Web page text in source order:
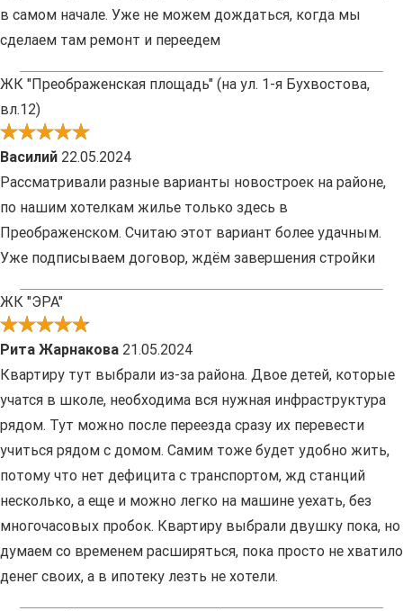
в самом начале. Уже не можем дождаться, когда мы
сделаем там ремонт и переедем
ЖК "Преображенская площадь" (на ул. 1-я Бухвостова,
вл.12)
Василий 22.05.2024
Рассматривали разные варианты новостроек на районе,
по нашим хотелкам жилье только здесь в
Преображенском. Считаю этот вариант более удачным.
Уже подписываем договор, ждём завершения стройки
ЖК "ЭРА"
Рита Жарнакова 21.05.2024
Квартиру тут выбрали из-за района. Двое детей, которые
учатся в школе, необходима вся нужная инфраструктура
рядом. Тут можно после переезда сразу их перевести
учиться рядом с домом. Самим тоже будет удобно жить,
потому что нет дефицита с транспортом, жд станций
несколько, а еще и можно легко на машине уехать, без
многочасовых пробок. Квартиру выбрали двушку пока, но
думаем со временем расширяться, пока просто не хватило
денег своих, а в ипотеку лезть не хотели.